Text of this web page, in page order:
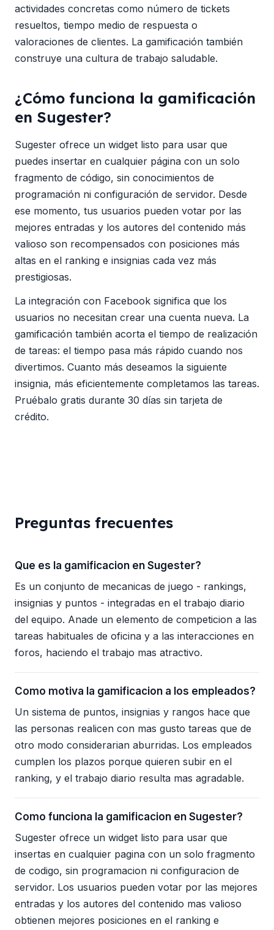
actividades concretas como número de tickets
resueltos, tiempo medio de respuesta o
valoraciones de clientes. La gamificación también
construye una cultura de trabajo saludable.
¿Cómo funciona la gamificación
en Sugester?
Sugester ofrece un widget listo para usar que
puedes insertar en cualquier página con un solo
fragmento de código, sin conocimientos de
programación ni configuración de servidor. Desde
ese momento, tus usuarios pueden votar por las
mejores entradas y los autores del contenido más
valioso son recompensados con posiciones más
altas en el ranking e insignias cada vez más
prestigiosas.
La integración con Facebook significa que los
usuarios no necesitan crear una cuenta nueva. La
gamificación también acorta el tiempo de realización
de tareas: el tiempo pasa más rápido cuando nos
divertimos. Cuanto más deseamos la siguiente
insignia, más eficientemente completamos las tareas.
Pruébalo gratis durante 30 días sin tarjeta de
crédito.
Preguntas frecuentes
Que es la gamificacion en Sugester?
Es un conjunto de mecanicas de juego - rankings,
insignias y puntos - integradas en el trabajo diario
del equipo. Anade un elemento de competicion a las
tareas habituales de oficina y a las interacciones en
foros, haciendo el trabajo mas atractivo.
Como motiva la gamificacion a los empleados?
Un sistema de puntos, insignias y rangos hace que
las personas realicen con mas gusto tareas que de
otro modo considerarian aburridas. Los empleados
cumplen los plazos porque quieren subir en el
ranking, y el trabajo diario resulta mas agradable.
Como funciona la gamificacion en Sugester?
Sugester ofrece un widget listo para usar que
insertas en cualquier pagina con un solo fragmento
de codigo, sin programacion ni configuracion de
servidor. Los usuarios pueden votar por las mejores
entradas y los autores del contenido mas valioso
obtienen mejores posiciones en el ranking e